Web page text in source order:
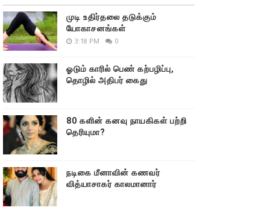
முடி உதிர்தலை தடுக்கும்
யோகாசனங்கள்
3:18 PM 0
ஓடும் காரில் பெண் கற்பழிப்பு,
தொழில் அதிபர் கைது
80 களின் கனவு நாயகிகள் பற்றி
தெரியுமா?
நடிகை மீனாவின் கணவர்
வித்யாசாகர் காலமானார்